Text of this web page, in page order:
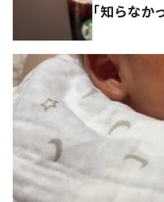
「知らなか